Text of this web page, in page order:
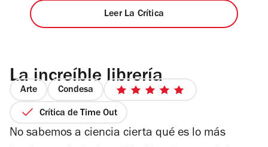
Leer La Crítica
La increíble librería
Arte Condesa
5
estrellas
Crítica de Time Out
No sabemos a ciencia cierta qué es lo más